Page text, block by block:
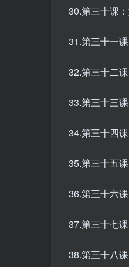
30.第三十课
31.第三十一
32.第三十二
33.第三十三
34.第三十四
35.第三十五
36.第三十六
37.第三十七
38.第三十八